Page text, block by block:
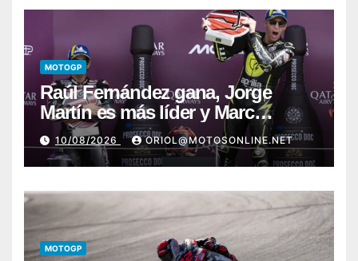
MOTOGP
Raúl Fernández gana, Jorge
Martín es más líder y Marc
Márquez sufre
10/08/2026 ORIOL@MOTOSONLINE.NET
MOTOGP